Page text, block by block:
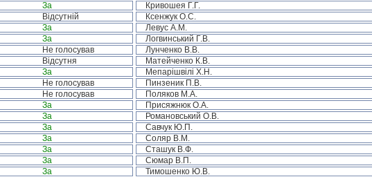
За Кривошея Г.Г.
Відсутній Ксенжук О.С.
За Левус А.М.
За Логвинський Г.В.
Не голосував Лунченко В.В.
Відсутня Матейченко К.В.
За Мепарішвілі Х.Н.
Не голосував Пинзеник П.В.
Не голосував Поляков М.А.
За Присяжнюк О.А.
За Романовський О.В.
За Савчук Ю.П.
За Соляр В.М.
За Сташук В.Ф.
За Сюмар В.П.
За Тимошенко Ю.В.